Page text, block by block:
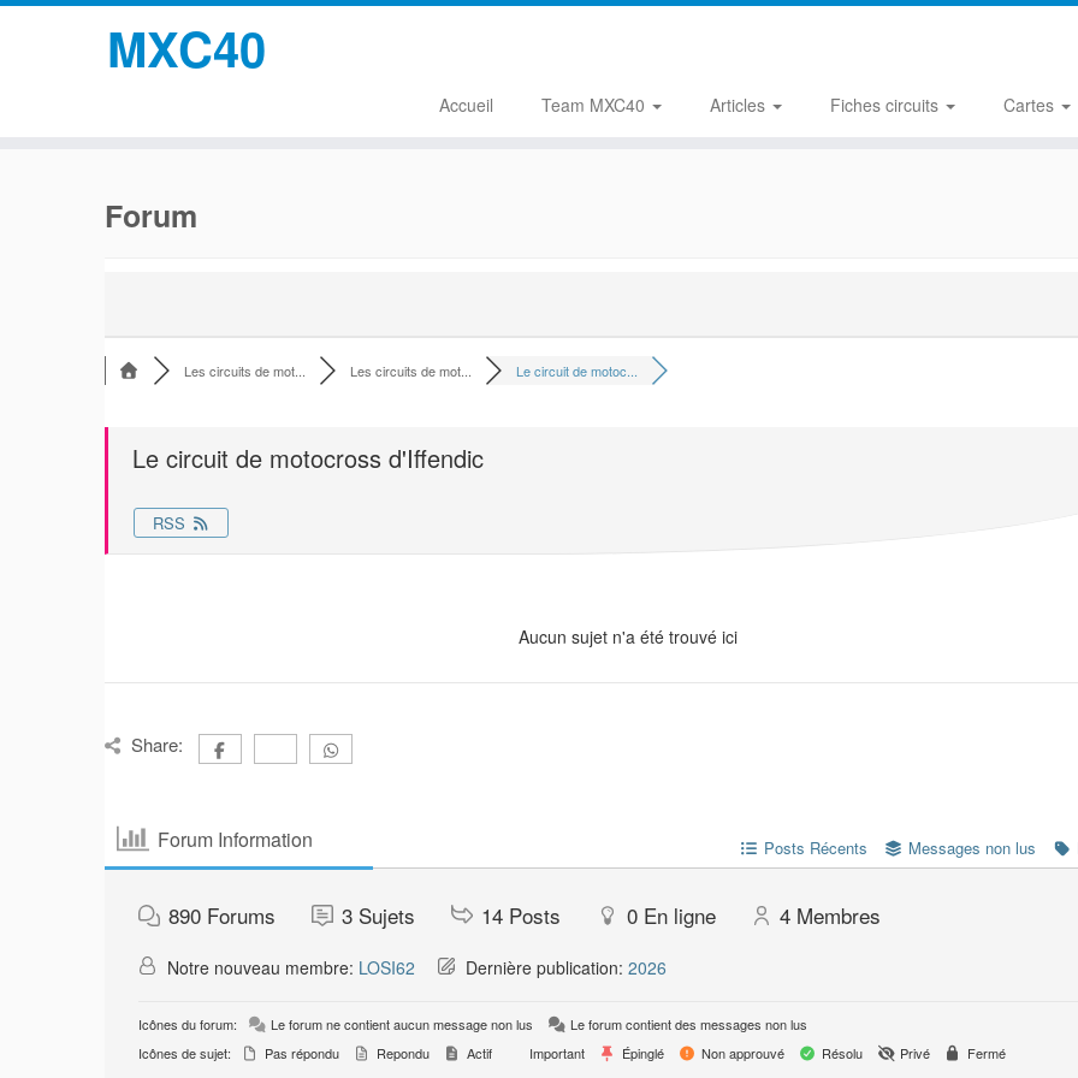
MXC40
Accueil Team MXC40 Articles Fiches circuits Cartes
Forum
Les circuits de mot... Les circuits de mot... Le circuit de motoc...
Le circuit de motocross d'Iffendic
RSS
Aucun sujet n'a été trouvé ici
Share:
Forum Information Posts Récents Messages non lus
890 Forums 3 Sujets 14 Posts 0 En ligne 4 Membres
Notre nouveau membre: LOSI62 Dernière publication: 2026
Icônes du forum: Le forum ne contient aucun message non lus
Le forum contient des messages non lus
Icônes de sujet:
Pas répondu Repondu Actif Important Épinglé Non approuvé Résolu Privé Fermé